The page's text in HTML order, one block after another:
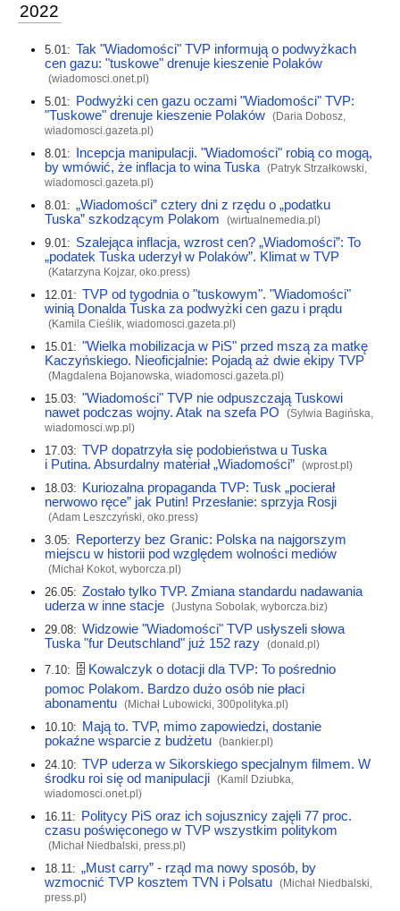
2022
5.01: Tak "Wiadomości" TVP informują o podwyżkach
cen gazu: "tuskowe" drenuje kieszenie Polaków
(wiadomosci.onet.pl)
5.01: Podwyżki cen gazu oczami "Wiadomości" TVP:
"Tuskowe" drenuje kieszenie Polaków (Daria Dobosz,
wiadomosci.gazeta.pl)
8.01:
Incepcja manipulacji. "Wiadomości" robią co mogą,
by wmówić, że inflacja to wina Tuska (Patryk Strzałkowski,
wiadomosci.gazeta.pl)
8.01: „Wiadomości” cztery dni z rzędu o „podatku
Tuska” szkodzącym Polakom
(wirtualnemedia.pl)
9.01: Szalejąca inflacja, wzrost cen? „Wiadomości”: To
„podatek Tuska uderzył w Polaków”. Klimat w TVP
(Katarzyna Kojzar, oko.press)
12.01: TVP od tygodnia o "tuskowym". "Wiadomości"
winią Donalda Tuska za podwyżki cen gazu i prądu
(Kamila Cieślik, wiadomosci.gazeta.pl)
15.01: "Wielka mobilizacja w PiS" przed mszą za matkę
Kaczyńskiego. Nieoficjalnie: Pojadą aż dwie ekipy TVP
(Magdalena Bojanowska, wiadomosci.gazeta.pl)
15.03: "Wiadomości" TVP nie odpuszczają Tuskowi
nawet podczas wojny. Atak na szefa PO
(Sylwia Bagińska,
wiadomosci.wp.pl)
17.03: TVP dopatrzyła się podobieństwa u Tuska
i Putina. Absurdalny materiał „Wiadomości” (wprost.pl)
18.03: Kuriozalna propaganda TVP: Tusk „pocierał
nerwowo ręce” jak Putin! Przesłanie: sprzyja Rosji
(Adam Leszczyński, oko.press)
3.05: Reporterzy bez Granic: Polska na najgorszym
miejscu w historii pod względem wolności mediów
(Michał Kokot, wyborcza.pl)
26.05: Zostało tylko TVP. Zmiana standardu nadawania
uderza w inne stacje (Justyna Sobolak, wyborcza.biz)
29.08: Widzowie "Wiadomości" TVP usłyszeli słowa
Tuska "fur Deutschland" już 152 razy (donald.pl)
7.10: 🗄 Kowalczyk o dotacji dla TVP: To pośrednio
pomoc Polakom. Bardzo dużo osób nie płaci
abonamentu (Michał Lubowicki, 300polityka.pl)
10.10: Mają to. TVP, mimo zapowiedzi, dostanie
pokaźne wsparcie z budżetu (bankier.pl)
24.10: TVP uderza w Sikorskiego specjalnym filmem. W
środku roi się od manipulacji (Kamil Dziubka,
wiadomosci.onet.pl)
16.11: Politycy PiS oraz ich sojusznicy zajęli 77 proc.
czasu poświęconego w TVP wszystkim politykom
(Michał Niedbalski, press.pl)
18.11: „Must carry” - rząd ma nowy sposób, by
wzmocnić TVP kosztem TVN i Polsatu (Michał Niedbalski,
press.pl)